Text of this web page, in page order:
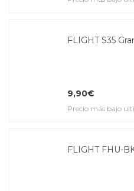
FLIGHT S35
9,90€
Precio más bajo
FLIGHT FHU-